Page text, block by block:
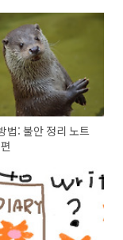
법: 불안 정리 노트